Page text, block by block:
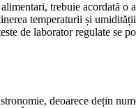
trebuie acordată o
temperaturii și
de laborator regulate se
deoarece dețin